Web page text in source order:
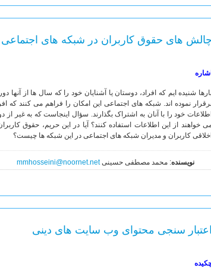
چالش های حقوق کاربران در شبکه های اجتماعی
اشاره
شنیده ایم که افراد، دوستان یا آشنایان خود را که سال ها از آنها
نموده اند. شبکه های اجتماعی این امکان را فراهم می کنند که
اطلاعات خود را با آنان به اشتراک بگذارند. سؤال اینجاست که به غیر
خواهند از این اطلاعات استفاده کنند؟ آیا در این حریم، حقوق
اخلاقی کاربران و مدیران شبکه های اجتماعی در این شبکه ها چیست؟
نویسنده: محمد مصطفی حسینیmmhosseini@noornet.net
اعتبار سنجی محتوای وب سایت های دینی